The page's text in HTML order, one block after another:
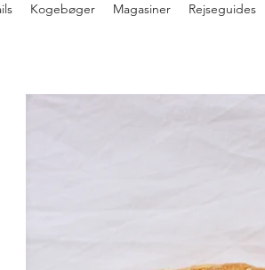
Kogebøger Magasiner Rejseguides